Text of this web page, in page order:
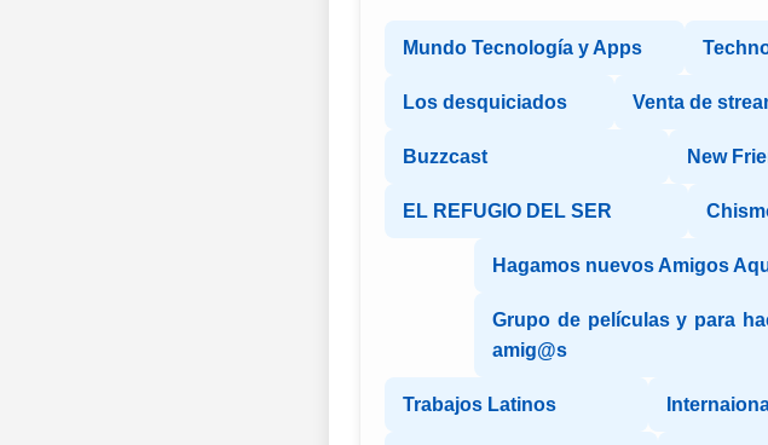
Mundo Tecnología y Apps
Los desquiciados Venta de
Buzzcast New
EL REFUGIO DEL SER
Hagamos nuevos Amigos
Grupo de películas y para
amig@s
Trabajos Latinos